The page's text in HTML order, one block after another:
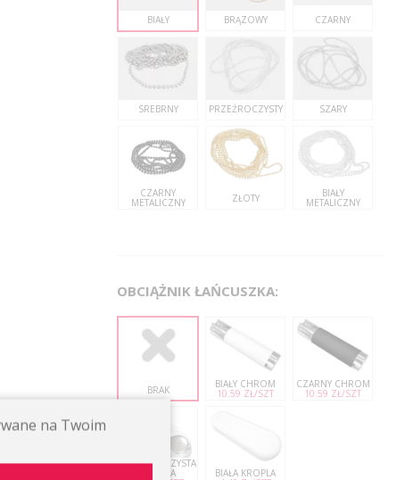
BIAŁY BRĄZOWY CZARNY
SREBRNY PRZEŹROCZYSTY SZARY
CZARNY
METALICZNY ZŁOTY BIAŁY
METALICZNY
OBCIĄŻNIK ŁAŃCUSZKA:
BRAK BIAŁY CHROM
10.59 ZŁ/SZT
CZARNY CHROM
10.59 ZŁ/SZT
PRZEZROCZYSTA
KROPLA BIAŁA KROPLA
na Twoim